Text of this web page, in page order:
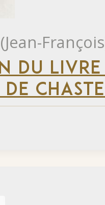
DU
DE